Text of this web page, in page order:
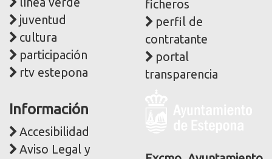
juventud
cultura
participación
rtv estepona
ficheros
perfil de
contratante
portal
transparencia
Información
Accesibilidad
Aviso Legal y